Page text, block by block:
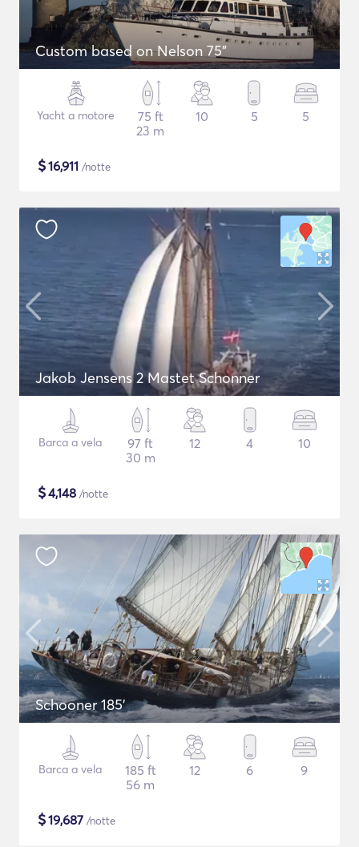
Custom based on Nelson 75"
Yacht a motore
75 ft
23 m
10 5 5
$16,911 /notte
Jakob Jensens 2 Mastet Schonner
Barca a vela
97 ft
30 m
12 4 10
$4,148 /notte
Schooner 185'
Barca a vela
185 ft
56 m
12 6 9
$19,687 /notte